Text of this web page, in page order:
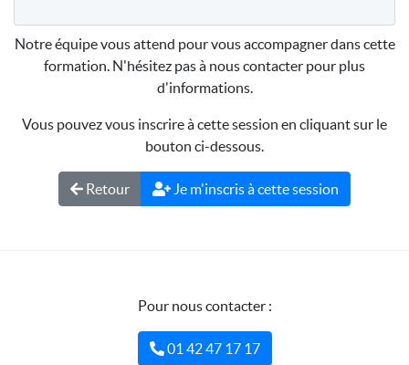
Notre équipe vous attend pour vous accompagner dans cette
formation. N'hésitez pas à nous contacter pour plus
d'informations.
Vous pouvez vous inscrire à cette session en cliquant sur le
bouton ci-dessous.
Retour Je m'inscris à cette session
Pour nous contacter :
01 42 47 17 17